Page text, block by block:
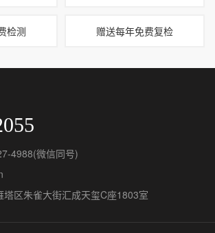
检测 赠送每年免费复检
4988(微信同号)
区朱雀大街汇成天玺C座1803室